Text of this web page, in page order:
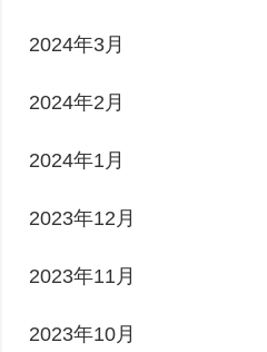
2024年3月
2024年2月
2024年1月
2023年12月
2023年11月
2023年10月